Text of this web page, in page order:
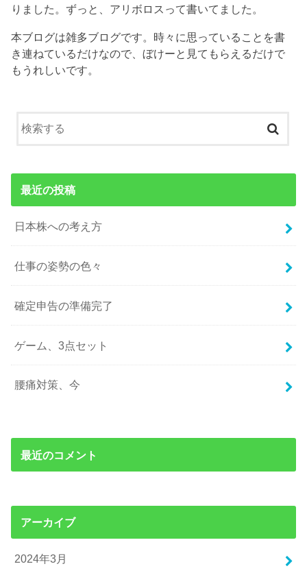
りました。ずっと、アリボロスって書いてました。
本ブログは雑多ブログです。時々に思っていることを書
き連ねているだけなので、ぼけーと見てもらえるだけで
もうれしいです。
最近の投稿
日本株への考え方
仕事の姿勢の色々
確定申告の準備完了
ゲーム、3点セット
腰痛対策、今
最近のコメント
アーカイブ
2024年3月